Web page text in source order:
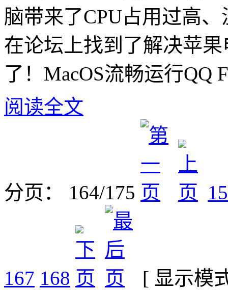
脑带来了CPU占用过高
在论坛上找到了解决苹
了！MacOS流畅运行QQ
阅读全文
分页： 164/175
167 168 [ 显示模